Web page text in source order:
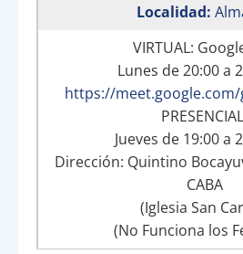
Localidad:
VIRTUAL:
Lunes de 20:00 a
https://
Jueves de 19:00 a
Dirección: Quintino
CABA
(Iglesia San
(No Funciona los